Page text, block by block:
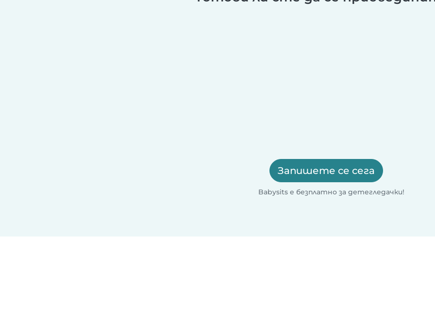
Запишете се сега
Babysits е безплатно за детегледачки!